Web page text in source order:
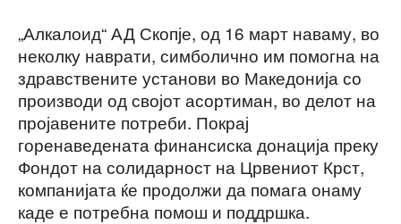
„Алкалоид“ АД Скопје, од 16 март наваму, во
неколку наврати, симболично им помогна на
здравствените установи во Македонија со
производи од својот асортиман, во делот на
пројавените потреби. Покрај
горенаведената финансиска донација преку
Фондот на солидарност на Црвениот Крст,
компанијата ќе продолжи да помага онаму
каде е потребна помош и поддршка.